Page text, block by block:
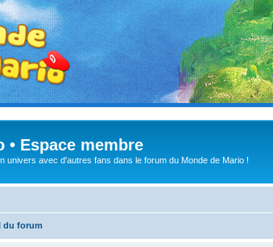
• Espace membre
univers avec d'autres fans dans le forum du Monde de Mario !
du forum